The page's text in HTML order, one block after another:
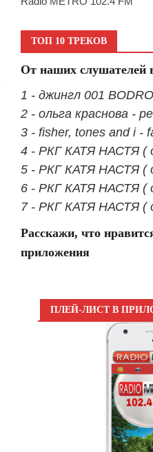
ТОП 10 ТРЕКОВ
От наших слушателей
1 - джингл 001
2 - ольга краснова -
3 - fisher, tones and i -
4 - РКГ КАТЯ НАСТЯ (
5 - РКГ КАТЯ НАСТЯ (
6 - РКГ КАТЯ НАСТЯ (
7 - РКГ КАТЯ НАСТЯ (
Расскажи, что
приложения
ПЛЕЙ-ЛИСТ В